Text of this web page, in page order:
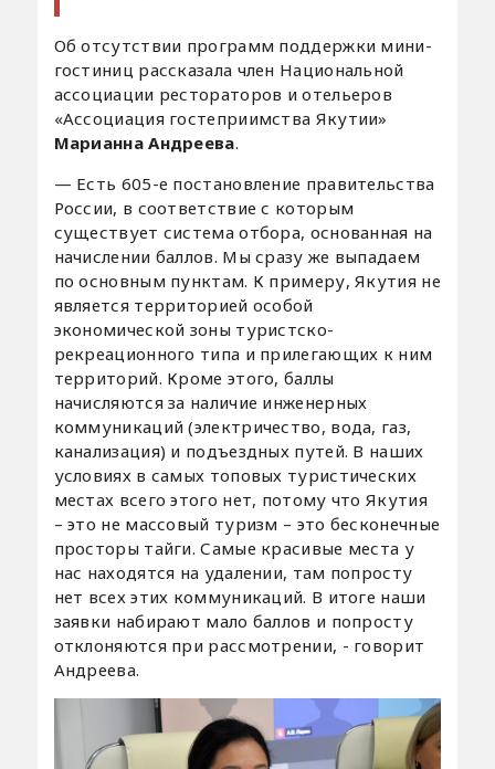
Об отсутствии программ поддержки мини-
гостиниц рассказала член Национальной
ассоциации рестораторов и отельеров
«Ассоциация гостеприимства Якутии»
Марианна Андреева.
— Есть 605-е постановление правительства
России, в соответствие с которым
существует система отбора, основанная на
начислении баллов. Мы сразу же выпадаем
по основным пунктам. К примеру, Якутия не
является территорией особой
экономической зоны туристско-
рекреационного типа и прилегающих к ним
территорий. Кроме этого, баллы
начисляются за наличие инженерных
коммуникаций (электричество, вода, газ,
канализация) и подъездных путей. В наших
условиях в самых топовых туристических
местах всего этого нет, потому что Якутия
– это не массовый туризм – это бесконечные
просторы тайги. Самые красивые места у
нас находятся на удалении, там попросту
нет всех этих коммуникаций. В итоге наши
заявки набирают мало баллов и попросту
отклоняются при рассмотрении, - говорит
Андреева.